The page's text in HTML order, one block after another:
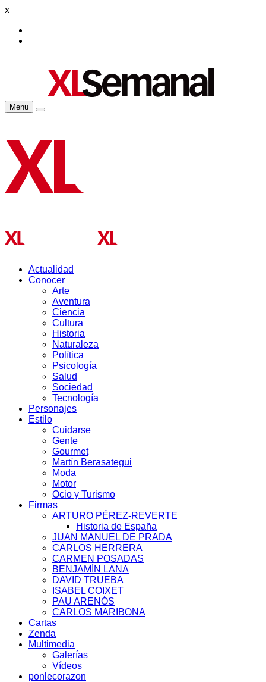
x
Menu
Actualidad
Conocer
Arte
Aventura
Ciencia
Cultura
Historia
Naturaleza
Política
Psicología
Salud
Sociedad
Tecnología
Personajes
Estilo
Cuidarse
Gente
Gourmet
Martín Berasategui
Moda
Motor
Ocio y Turismo
Firmas
ARTURO PÉREZ-REVERTE
Historia de España
JUAN MANUEL DE PRADA
CARLOS HERRERA
CARMEN POSADAS
BENJAMÍN LANA
DAVID TRUEBA
ISABEL COIXET
PAU ARENÓS
CARLOS MARIBONA
Cartas
Zenda
Multimedia
Galerías
Vídeos
ponlecorazon